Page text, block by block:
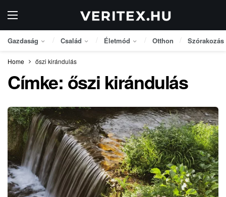
Gazdaság Család Életmód Otthon Szórakozás
Home őszi kirándulás
Címke: őszi kirándulás